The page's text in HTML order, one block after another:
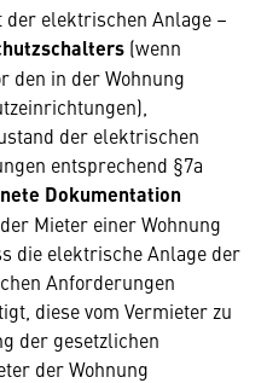
elektrischen Anlage –
(wenn
den in der Wohnung
der elektrischen
entsprechend §7a
Dokumentation
Mieter einer Wohnung
die elektrische Anlage der
Anforderungen
diese vom Vermieter zu
der gesetzlichen
der Wohnung